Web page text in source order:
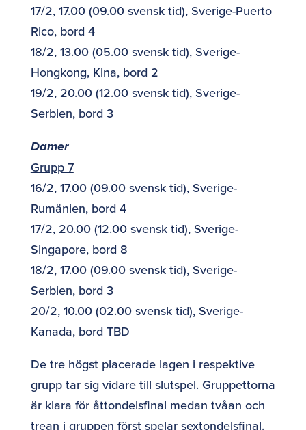
17/2, 17.00 (09.00 svensk tid), Sverige-Puerto
Rico, bord 4
18/2, 13.00 (05.00 svensk tid), Sverige-
Hongkong, Kina, bord 2
19/2, 20.00 (12.00 svensk tid), Sverige-
Serbien, bord 3
Damer
Grupp 7
16/2, 17.00 (09.00 svensk tid), Sverige-
Rumänien, bord 4
17/2, 20.00 (12.00 svensk tid), Sverige-
Singapore, bord 8
18/2, 17.00 (09.00 svensk tid), Sverige-
Serbien, bord 3
20/2, 10.00 (02.00 svensk tid), Sverige-
Kanada, bord TBD
De tre högst placerade lagen i respektive
grupp tar sig vidare till slutspel. Gruppettorna
är klara för åttondelsfinal medan tvåan och
trean i gruppen först spelar sextondelsfinal.